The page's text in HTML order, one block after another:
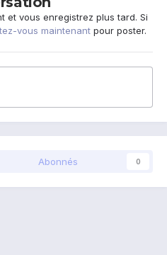
et vous enregistrez plus tard. Si
vous maintenant pour poster.
Abonnés 0